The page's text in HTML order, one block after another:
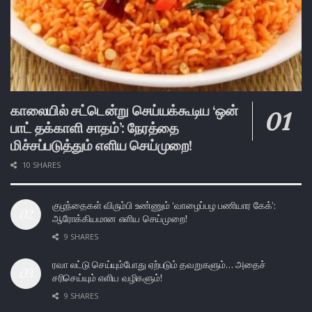
காலையில் சட்டென்று செய்யக்கூடிய ‘ஒன்
பாட் தக்காளி சாதம்’: நேரத்தை
மிச்சப்படுத்தும் எளிய செய்முறை!
10 SHARES
குழந்தைகள் விரும்பி உண்ணும் ‘வாழைப்பழ பணியார கேக்’:
ஆரோக்கியமான எளிய செய்முறை!
9 SHARES
ரவா லட்டு செய்யும்போது ஏற்படும் தவறுகளும்… அதைச்
சரிசெய்யும் எளிய வழிகளும்!
9 SHARES